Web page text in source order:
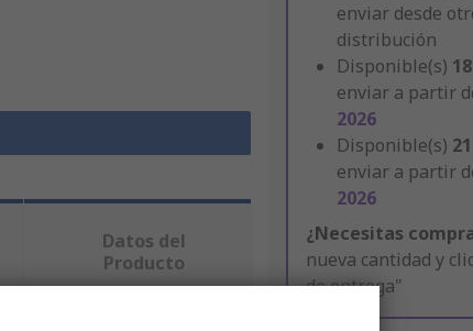
enviar desde
distribución
Disponible(s)
enviar a partir
2026
Disponible(s) 21
enviar a partir
2026
¿Necesitas
nueva cantidad y
de entrega"
Datos del
Producto